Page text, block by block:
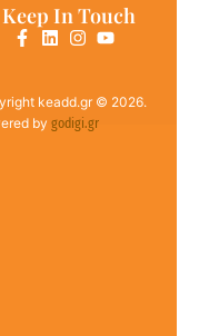
Keep In Touch
keadd.gr © 2026.
by godigi.gr